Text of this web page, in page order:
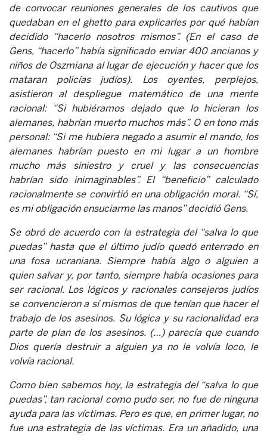
de convocar reuniones generales de los cautivos que
quedaban en el ghetto para explicarles por qué habían
decidido “hacerlo nosotros mismos”. (En el caso de
Gens, “hacerlo” había significado enviar 400 ancianos y
niños de Oszmiana al lugar de ejecución y hacer que los
mataran policías judíos). Los oyentes, perplejos,
asistieron al despliegue matemático de una mente
racional: “Si hubiéramos dejado que lo hicieran los
alemanes, habrían muerto muchos más”. O en tono más
personal: “Si me hubiera negado a asumir el mando, los
alemanes habrían puesto en mi lugar a un hombre
mucho más siniestro y cruel y las consecuencias
habrían sido inimaginables”. El “beneficio” calculado
racionalmente se convirtió en una obligación moral. “Sí,
es mi obligación ensuciarme las manos” decidió Gens.
Se obró de acuerdo con la estrategia del “salva lo que
puedas” hasta que el último judío quedó enterrado en
una fosa ucraniana. Siempre había algo o alguien a
quien salvar y, por tanto, siempre había ocasiones para
ser racional. Los lógicos y racionales consejeros judíos
se convencieron a sí mismos de que tenían que hacer el
trabajo de los asesinos. Su lógica y su racionalidad era
parte de plan de los asesinos. (…) parecía que cuando
Dios quería destruir a alguien ya no le volvía loco, le
volvía racional.
Como bien sabemos hoy, la estrategia del “salva lo que
puedas”, tan racional como pudo ser, no fue de ninguna
ayuda para las víctimas. Pero es que, en primer lugar, no
fue una estrategia de las víctimas. Era un añadido, una